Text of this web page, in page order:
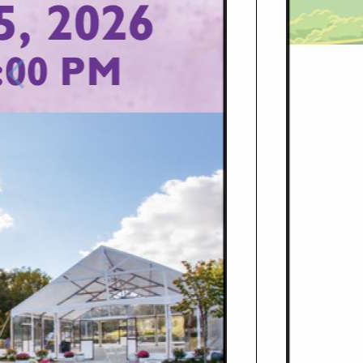
98/ 148